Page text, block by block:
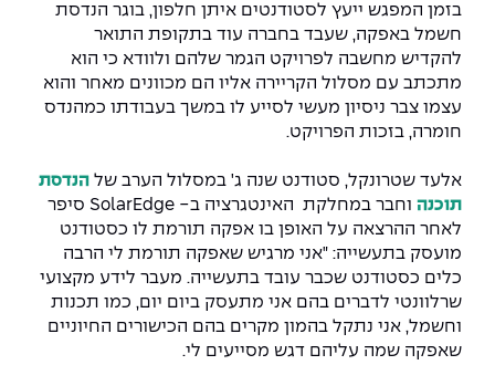
בזמן המפגש ייעץ לסטודנטים איתן חלפון, בוגר הנדסת
חשמל באפקה, שעבד בחברה עוד בתקופת התואר
להקדיש מחשבה לפרויקט הגמר שלהם ולוודא כי הוא
מתכתב עם מסלול הקריירה אליו הם מכוונים מאחר והוא
עצמו צבר ניסיון מעשי לסייע לו במשך בעבודתו כמהנדס
חומרה, בזכות הפרויקט.
אלעד שטרונקל, סטודנט שנה ג' במסלול הערב של הנדסת
תוכנה
וחבר במחלקת האינטגרציה ב- SolarEdge סיפר
לאחר ההרצאה על האופן בו אפקה תורמת לו כסטודנט
מועסק בתעשייה: "אני מרגיש שאפקה תורמת לי הרבה
כלים כסטודנט שכבר עובד בתעשייה. מעבר לידע מקצועי
שרלוונטי לדברים בהם אני מתעסק ביום יום, כמו תכנות
וחשמל, אני נתקל בהמון מקרים בהם הכישורים החיוניים
שאפקה שמה עליהם דגש מסייעים לי.
כואבים את לכתם
לעבוד באפקה
אזור אישי
כניסה לסגל
כניסה לסטודנטים
היחידה לחברה ורוח
היחידה ללימודי חוץ
קורס ניהול מוצר בשילוב AI
קורס דירקטורים
קורס אנרגיה מתחדשת
אווירה נפיצה במתקני חשמל ומכשור
מרכז החדשנות והיזמות
המרכז לקידום הלמידה
היחידה לבינלאומיות
שכר לימוד
מלגות
The Afeka Shop